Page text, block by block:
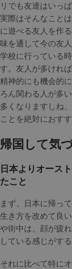
リでも友達はいっ
実際はそんなこと
に遊べる友人を作
味を通して今の友
学校に行っている
す。友人が多けれ
精神的にも機会的
ろん関わる人が多
多くなりますしね
ことを絶対におす
帰国して気
日本よりオース
たこと
まず、日本に帰っ
生き方を改めて良
や街中は、顔が疲
している感じがす
それに比べて特に